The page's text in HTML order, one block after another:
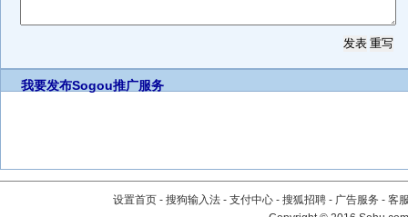
我要发布Sogou推广服务
设置首页 - 搜狗输入法 - 支付中心 - 搜狐招聘 - 广告服务 - 客